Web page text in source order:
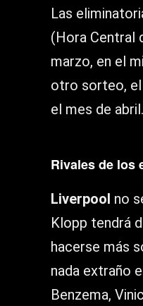
Las
(Hora Central
marzo, en el
otro sorteo, el
el mes de abril.
Rivales de los
Liverpool no
Klopp tendrá
hacerse más
nada extraño
Benzema,